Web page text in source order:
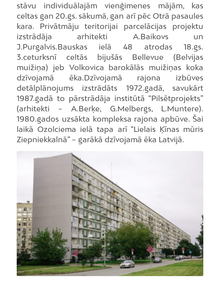
stāvu individuālajām vienģimenes mājām, kas
celtas gan 20.gs. sākumā, gan arī pēc Otrā pasaules
kara. Privātmāju teritorijai parcelācijas projektu
izstrādāja arhitekti A.Baikovs un
J.Purgalvis.Bauskas ielā 48 atrodas 18.gs.
3.ceturksnī celtās bijušās Bellevue (Belvijas
muižiņa) jeb Volkovica barokālās muižiņas koka
dzīvojamā ēka.Dzīvojamā rajona izbūves
detālplānojums izstrādāts 1972.gadā, savukārt
1987.gadā to pārstrādāja institūtā “Pilsētprojekts”
(arhitekti − A.Berķe, G.Melbergs, L.Muntere).
1980.gados uzsākta kompleksa rajona apbūve. Šai
laikā Ozolciema ielā tapa arī “Lielais Ķīnas mūris
Ziepniekkalnā” – garākā dzīvojamā ēka Latvijā.
Foto: Dm.Suļžics